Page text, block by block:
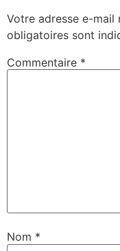
Votre adresse e-mail
obligatoires sont
Commentaire *
Nom *